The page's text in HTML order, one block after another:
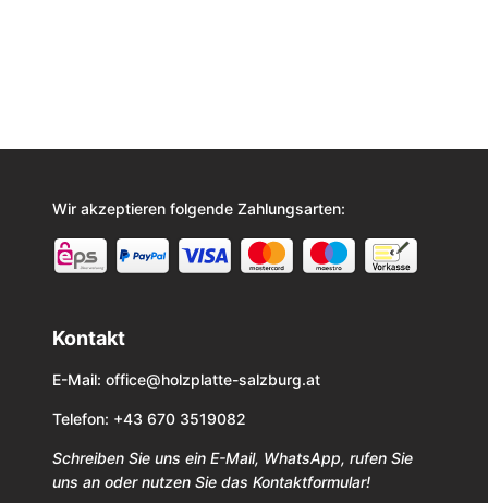
Wir akzeptieren folgende Zahlungsarten:
Kontakt
E-Mail: office@holzplatte-salzburg.at
Telefon: +43 670 3519082
Schreiben Sie uns ein E-Mail, WhatsApp, rufen Sie
uns an oder nutzen Sie das Kontaktformular!